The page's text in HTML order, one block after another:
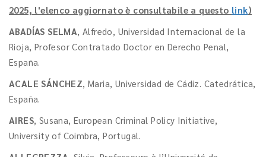
2025, l'elenco aggiornato è consultabile a questo link)
ABADÍAS SELMA, Alfredo, Universidad Internacional de la
Rioja, Profesor Contratado Doctor en Derecho Penal,
España.
ACALE SÁNCHEZ, Maria, Universidad de Cádiz. Catedrática,
España.
AIRES, Susana, European Criminal Policy Initiative,
University of Coimbra, Portugal.